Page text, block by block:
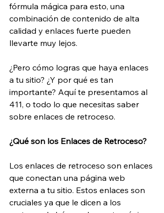
fórmula mágica para esto, una
combinación de contenido de alta
calidad y enlaces fuerte pueden
llevarte muy lejos.
¿Pero cómo logras que haya enlaces
a tu sitio? ¿Y por qué es tan
importante? Aquí te presentamos al
411, o todo lo que necesitas saber
sobre enlaces de retroceso.
¿Qué son los Enlaces de Retroceso?
Los enlaces de retroceso son enlaces
que conectan una página web
externa a tu sitio. Estos enlaces son
cruciales ya que le dicen a los